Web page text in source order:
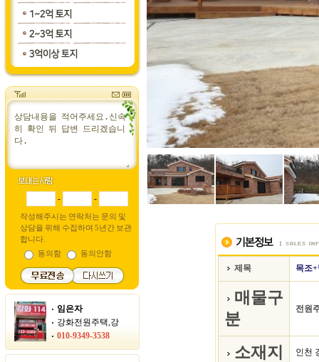
- -
작성해주시는 연락처는 문의 및
상담을 위해 수집하며 5년간 보관
합니다.
동의함
동의안함
임은자
강화전원주택,강
010-9349-3538
제목 목조+
매물구
분
전원
소재지 인천